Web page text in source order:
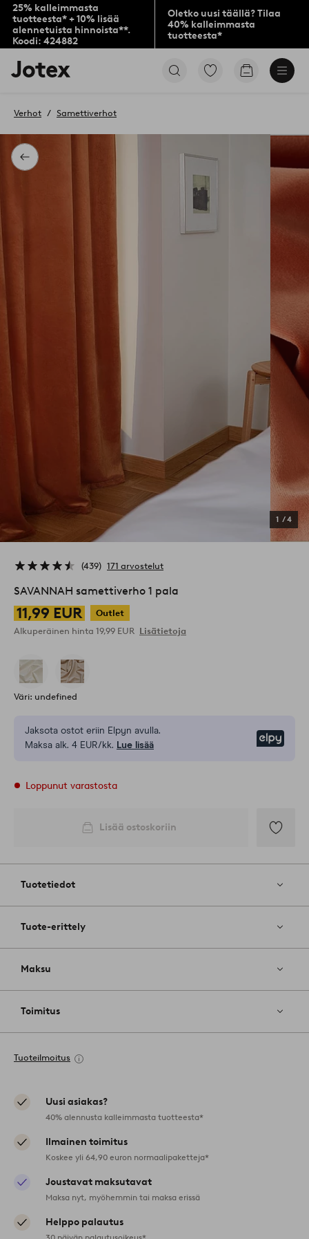
25% kalleimmasta
tuotteesta* + 10% lisää
alennetuista hinnoista**.
Koodi: 424882
Oletko uusi täällä? Tilaa
40% kalleimmasta
tuotteesta*
Jotex-
logo
aloitussivulle
Siirry
Siirry
Takaisin
Verhot Samettiverhot
1 /4
439 171 arvostelut
SAVANNAH samettiverho 1 pala
11,99 EUR
Outlet
Alkuperäinen hinta 19,99 EUR Lisätietoja
Väri: undefined
Jaksota ostot eriin Elpyn avulla.
Maksa alk. 4 EUR/kk. Lue lisää
Loppunut varastosta
Lisää ostoskoriin
Tuotetiedot
Tuote-erittely
Maksu
Toimitus
Tuoteilmoitus
Uusi asiakas?
40% alennusta kalleimmasta tuotteesta*
Ilmainen toimitus
Koskee yli 64,90 euron normaalipaketteja*
Joustavat maksutavat
Maksa nyt, myöhemmin tai maksa erissä
Helppo palautus